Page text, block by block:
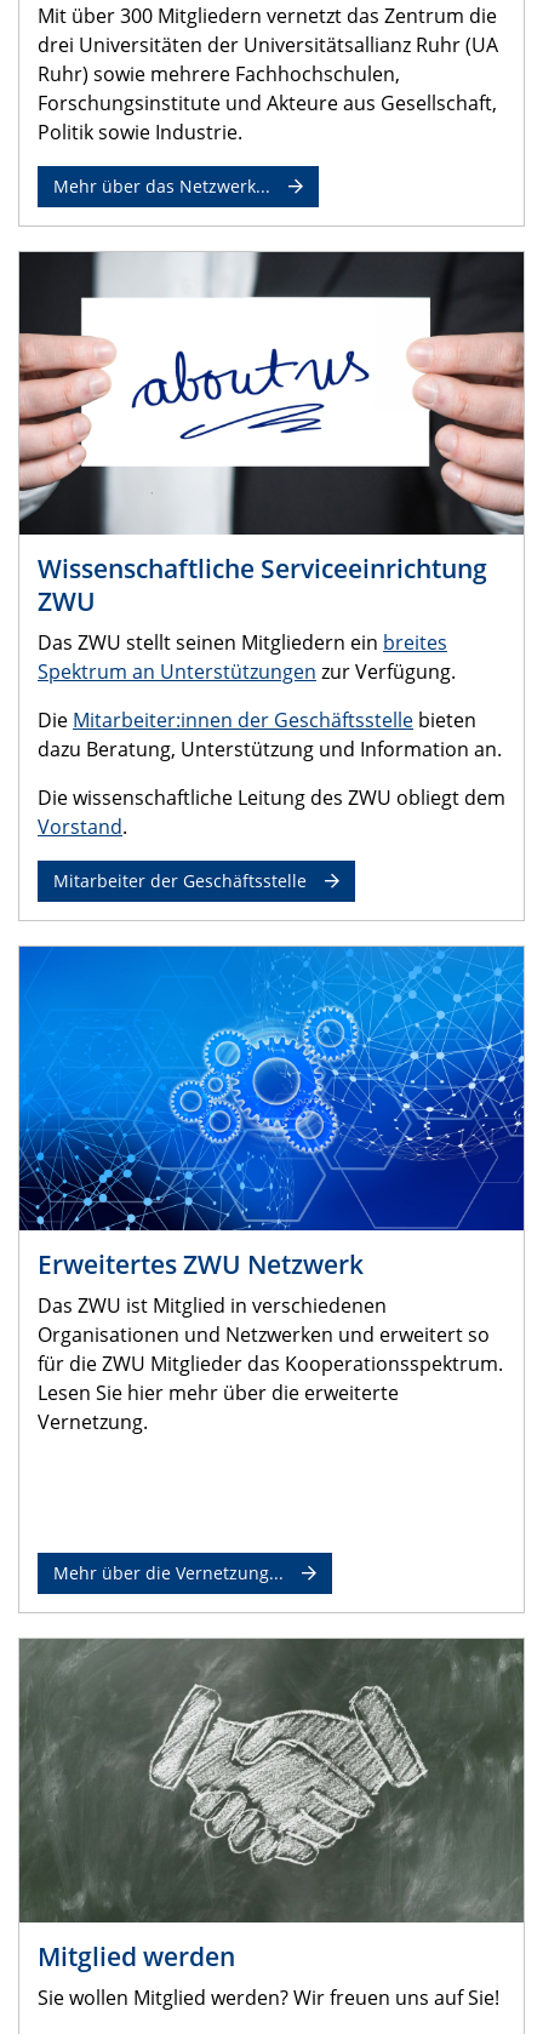
Mit über 300 Mitgliedern vernetzt das Zentrum die
drei Universitäten der Universitätsallianz Ruhr (UA
Ruhr) sowie mehrere Fachhochschulen,
Forschungsinstitute und Akteure aus Gesellschaft,
Politik sowie Industrie.
Mehr über das Netzwerk...
Wissenschaftliche Serviceeinrichtung
ZWU
Das ZWU stellt seinen Mitgliedern ein breites
Spektrum an Unterstützungen zur Verfügung.
Die Mitarbeiter:innen der Geschäftsstelle bieten
dazu Beratung, Unterstützung und Information an.
Die wissenschaftliche Leitung des ZWU obliegt dem
Vorstand.
Mitarbeiter der Geschäftsstelle
Erweitertes ZWU Netzwerk
Das ZWU ist Mitglied in verschiedenen
Organisationen und Netzwerken und erweitert so
für die ZWU Mitglieder das Kooperationsspektrum.
Lesen Sie hier mehr über die erweiterte
Vernetzung.
Mehr über die Vernetzung...
Mitglied werden
Sie wollen Mitglied werden? Wir freuen uns auf Sie!